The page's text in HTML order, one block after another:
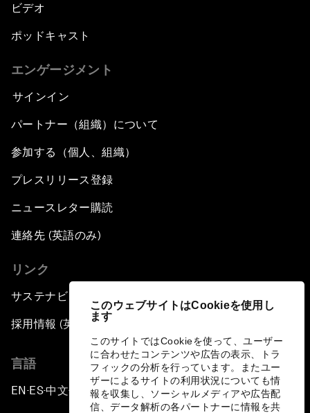
このウェブサイトはCookieを使用し
ます
このサイトではCookieを使って、ユーザー
に合わせたコンテンツや広告の表示、トラ
フィックの分析を行っています。またユー
ザーによるサイトの利用状況についても情
報を収集し、ソーシャルメディアや広告配
信、データ解析の各パートナーに情報を共
ビデオ
ポッドキャスト
エンゲージメント
サインイン
パートナー（組織）について
参加する（個人、組織）
プレスリリース登録
ニュースレター購読
連絡先 (英語のみ)
リンク
サステナビリティへの取り組み
採用情報 (英語のみ)
言語
EN ▪ES▪中文▪ 日本語